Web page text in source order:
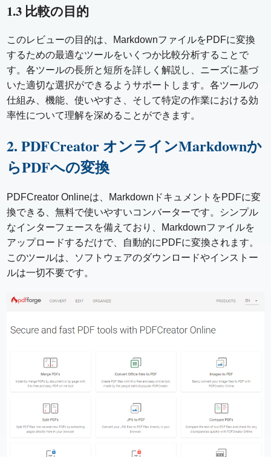
1.3 比較の目的
このレビューの目的は、MarkdownファイルをPDFに変換
するための最適なツールをいくつか比較分析することで
す。各ツールの長所と短所を詳しく解説し、ニーズに基づ
いた適切な選択ができるようサポートします。各ツールの
仕組み、機能、使いやすさ、そして特定の作業における効
率性について理解を深めることができます。
2. PDFCreator オンラインMarkdownか
らPDFへの変換
PDFCreator Onlineは、MarkdownドキュメントをPDFに変
換できる、無料で使いやすいコンバーターです。シンプル
なインターフェースを備えており、Markdownファイルを
アップロードするだけで、自動的にPDFに変換されます。
このツールは、ソフトウェアのダウンロードやインストー
ルは一切不要です。